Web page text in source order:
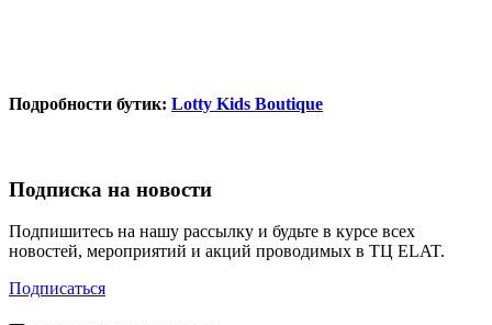
Подробности бутик: Lotty Kids Boutique
Подписка на новости
Подпишитесь на нашу рассылку и будьте в курсе всех
новостей, мероприятий и акций проводимых в ТЦ ELAT.
Подписаться